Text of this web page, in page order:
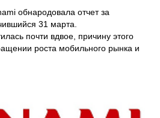
обнародовала отчет за
31 марта.
почти вдвое, причину этого
роста мобильного рынка и